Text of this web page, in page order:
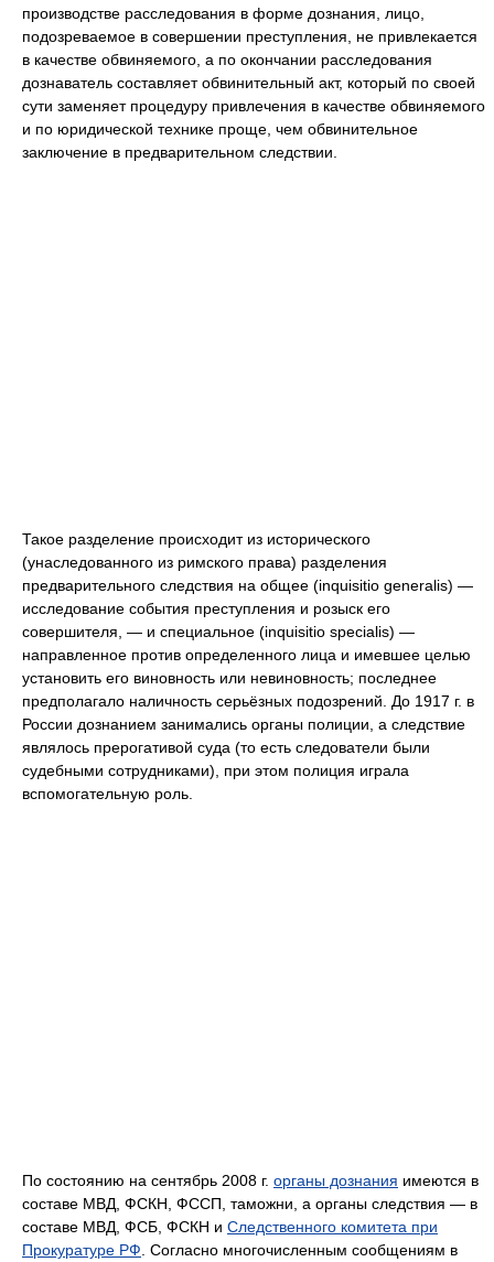
производстве расследования в форме дознания, лицо,
подозреваемое в совершении преступления, не привлекается
в качестве обвиняемого, а по окончании расследования
дознаватель составляет обвинительный акт, который по своей
сути заменяет процедуру привлечения в качестве обвиняемого
и по юридической технике проще, чем обвинительное
заключение в предварительном следствии.
Такое разделение происходит из исторического
(унаследованного из римского права) разделения
предварительного следствия на общее (inquisitio generalis) —
исследование события преступления и розыск его
совершителя, — и специальное (inquisitio specialis) —
направленное против определенного лица и имевшее целью
установить его виновность или невиновность; последнее
предполагало наличность серьёзных подозрений. До 1917 г. в
России дознанием занимались органы полиции, а следствие
являлось прерогативой суда (то есть следователи были
судебными сотрудниками), при этом полиция играла
вспомогательную роль.
По состоянию на сентябрь 2008 г. органы дознания имеются в
составе МВД, ФСКН, ФССП, таможни, а органы следствия — в
составе МВД, ФСБ, ФСКН и Следственного комитета при
Прокуратуре РФ . Согласно многочисленным сообщениям в